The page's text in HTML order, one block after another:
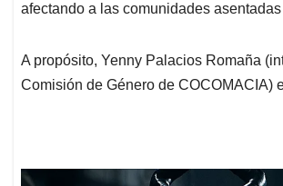
afectando a las comunidades
A propósito, Yenny Palacios Romaña
Comisión de Género de COCOMACIA)